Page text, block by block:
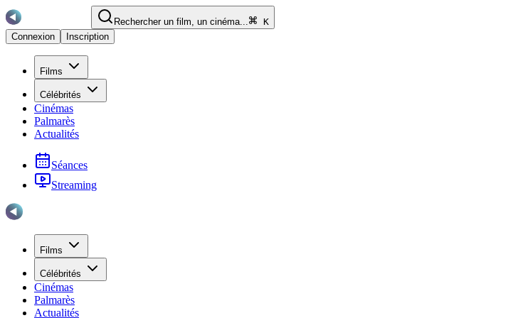
Rechercher un film, un cinéma...
K
Connexion
Inscription
Films
Célébrités
Cinémas
Palmarès
Actualités
Séances
Streaming
Films
Célébrités
Cinémas
Palmarès
Actualités